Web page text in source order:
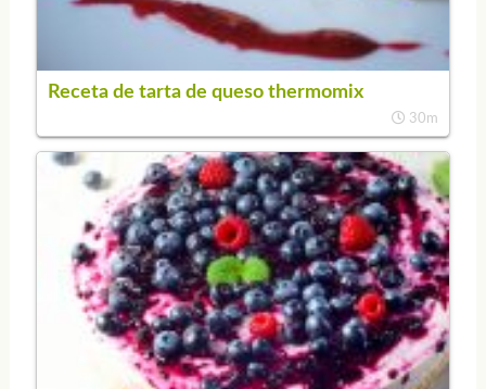
Receta de tarta de queso thermomix
30m